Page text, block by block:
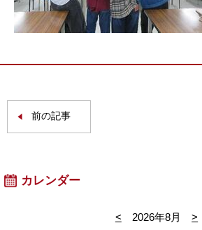
前の記事
カレンダー
< 2026年8月
>